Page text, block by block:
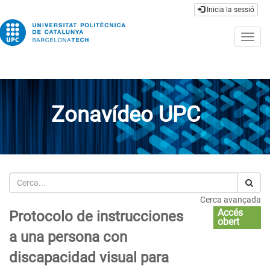
Inicia la sessió
Zonavídeo UPC
Cerca
Cerca avançada
Protocolo de instrucciones
a una persona con
discapacidad visual para
Accés
obert